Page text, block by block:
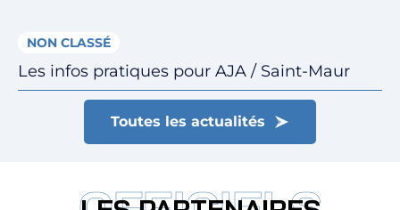
Toutes les actualités
NON CLASSÉ
Les infos pratiques pour AJA / Saint-Maur